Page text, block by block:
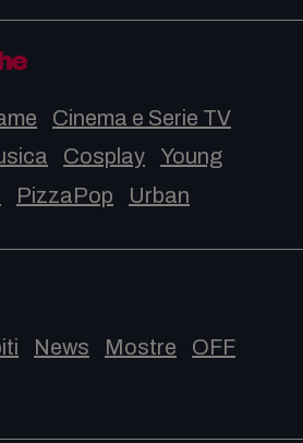
Cinema e Serie TV
Cosplay
Young
PizzaPop Urban
News Mostre
OFF